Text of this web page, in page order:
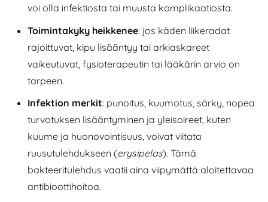
voi olla infektiosta tai muusta komplikaatiosta.
Toimintakyky heikkenee: jos käden liikeradat
rajoittuvat, kipu lisääntyy tai arkiaskareet
vaikeutuvat, fysioterapeutin tai lääkärin arvio on
tarpeen.
Infektion merkit: punoitus, kuumotus, särky, nopea
turvotuksen lisääntyminen ja yleisoireet, kuten
kuume ja huonovointisuus, voivat viitata
ruusutulehdukseen (erysipelas). Tämä
bakteeritulehdus vaatii aina viipymättä aloitettavaa
antibioottihoitoa.